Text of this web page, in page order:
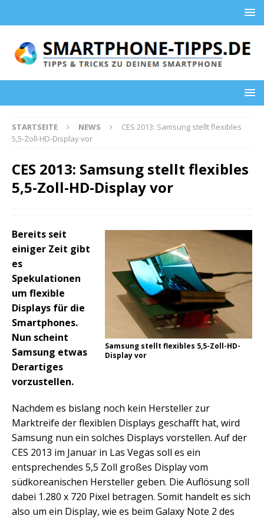
STARTSEITE NEWS
CES 2013: Samsung stellt flexibles
5,5-Zoll-HD-Display vor
CES 2013: Samsung stellt flexibles
5,5-Zoll-HD-Display vor
Samsung stellt flexibles 5,5-Zoll-HD-
Display vor
Bereits seit
einiger Zeit gibt
es
Spekulationen
um flexible
Displays für die
Smartphones.
Nun scheint
Samsung etwas
Derartiges
vorzustellen.
Nachdem es bislang noch kein Hersteller zur
Marktreife der flexiblen Displays geschafft hat, wird
Samsung nun ein solches Displays vorstellen. Auf der
CES 2013 im Januar in Las Vegas soll es ein
entsprechendes 5,5 Zoll großes Display vom
südkoreanischen Hersteller geben. Die Auflösung soll
dabei 1.280 x 720 Pixel betragen. Somit handelt es sich
also um ein Display, wie es beim Galaxy Note 2 des